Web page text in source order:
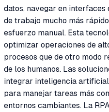
datos, navegar en
de trabajo mucho más
esfuerzo manual. Esta
optimizar operaciones de
procesos que de otro modo
de los humanos. Las
integrar inteligencia
para manejar tareas más
entornos cambiantes. La